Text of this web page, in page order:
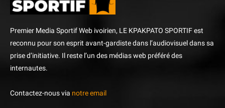
Premier Media Sportif Web ivoirien, LE KPAKPATO SPORTIF est
reconnu pour son esprit avant-gardiste dans l’audiovisuel dans sa
prise d’initiative. Il reste l’un des médias web préféré des
internautes.
Contactez-nous via notre email